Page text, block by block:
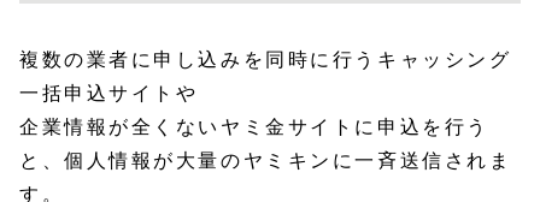
複数の業者に申し込みを同時に行うキャッシング
一括申込サイトや
企業情報が全くないヤミ金サイトに申込を行う
と、個人情報が大量のヤミキンに一斉送信されま
す。